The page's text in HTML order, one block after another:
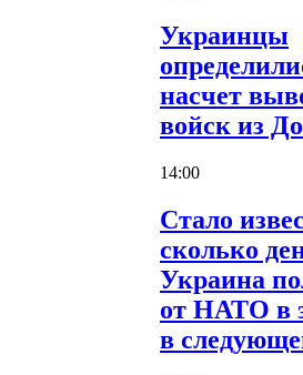
Украинцы
насчет
войск из
14:00
Стало
сколько
Украина
от НАТО в
в